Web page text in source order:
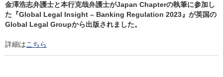
a
t
金澤浩志弁護士と本行克哉弁護士がJapan Chapterの執筆に参加し
た『Global Legal Insight – Banking Regulation 2023』が英国の
Global Legal Groupから出版されました。
詳細はこちら